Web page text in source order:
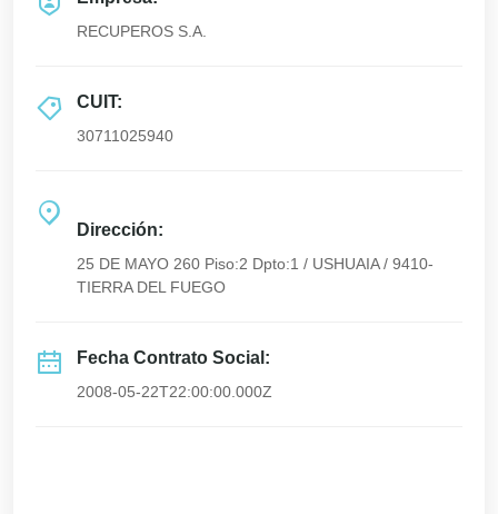
RECUPEROS S.A.
CUIT:
30711025940
Dirección:
25 DE MAYO 260 Piso:2 Dpto:1 / USHUAIA / 9410-
TIERRA DEL FUEGO
Fecha Contrato Social:
2008-05-22T22:00:00.000Z